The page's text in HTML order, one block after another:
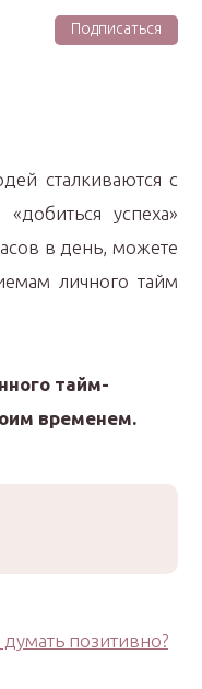
Подписаться
сталкиваются с
успеха»
в день, можете
личного тайм
тайм-
временем.
позитивно?